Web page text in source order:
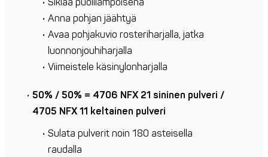
Siklaa puolilämpöisenä
Anna pohjan jäähtyä
Avaa pohjakuvio rosteriharjalla, jatka
luonnonjouhiharjalla
Viimeistele käsinylonharjalla
50% / 50% = 4706 NFX 21 sininen pulveri /
4705 NFX 11 keltainen pulveri
Sulata pulverit noin 180 asteisella
raudalla